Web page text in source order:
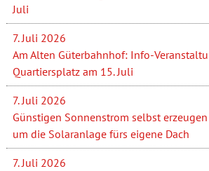
Juli
7. Juli 2026
Am Alten Güterbahnhof: Info-
Quartiersplatz am 15. Juli
7. Juli 2026
Günstigen Sonnenstrom selbst
um die Solaranlage fürs eigene Dach
7. Juli 2026